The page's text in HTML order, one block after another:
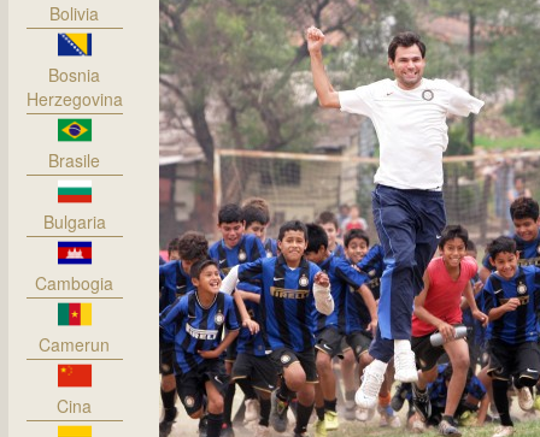
Bolivia
Bosnia
Herzegovina
Brasile
Bulgaria
Cambogia
Camerun
Cina